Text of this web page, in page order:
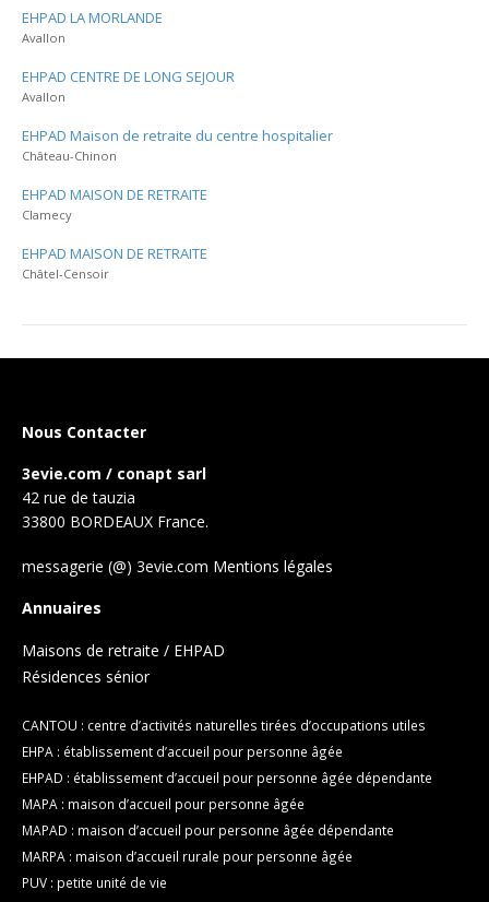
EHPAD LA MORLANDE
Avallon
EHPAD CENTRE DE LONG SEJOUR
Avallon
EHPAD Maison de retraite du centre hospitalier
Château-Chinon
EHPAD MAISON DE RETRAITE
Clamecy
EHPAD MAISON DE RETRAITE
Châtel-Censoir
Nous Contacter
3evie.com / conapt sarl
42 rue de tauzia
33800 BORDEAUX France.
messagerie (@) 3evie.com Mentions légales
Annuaires
Maisons de retraite / EHPAD
Résidences sénior
CANTOU : centre d’activités naturelles tirées d’occupations utiles
EHPA : établissement d’accueil pour personne âgée
EHPAD : établissement d’accueil pour personne âgée dépendante
MAPA : maison d’accueil pour personne âgée
MAPAD : maison d’accueil pour personne âgée dépendante
MARPA : maison d’accueil rurale pour personne âgée
PUV : petite unité de vie